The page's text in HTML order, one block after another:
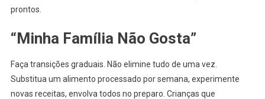
prontos.
“Minha Família Não Gosta”
Faça transições graduais. Não elimine tudo de uma vez.
Substitua um alimento processado por semana, experimente
novas receitas, envolva todos no preparo. Crianças que